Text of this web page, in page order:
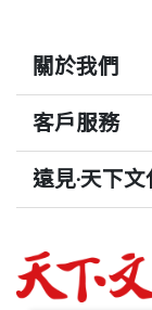
成一個人類大
球上的兄弟姊
這個時刻，我
或許，這現象
治、人際關係
亂，直教人局
以應付，你我
量，足以按下
決策。我們有
關於我們
客戶服務
遠見‧天下
哈佛商業評論